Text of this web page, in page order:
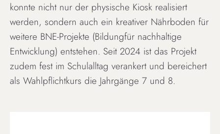
konnte nicht nur der physische Kiosk realisiert
werden, sondern auch ein kreativer Nährboden für
weitere BNE-Projekte (Bildungfür nachhaltige
Entwicklung) entstehen. Seit 2024 ist das Projekt
zudem fest im Schulalltag verankert und bereichert
als Wahlpflichtkurs die Jahrgänge 7 und 8.